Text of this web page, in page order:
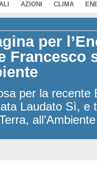
AZIONI CLIMA
per
Francesco
per la recente
Laudato Sì, e